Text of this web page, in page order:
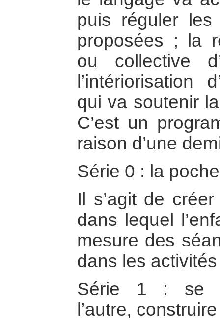
puis réguler les
proposées ; la
ou collective
l’intériorisation
qui va soutenir
C’est un
raison d’une
Série 0 : la
Il s’agit de
dans lequel
mesure des
dans les
Série 1 : se
l’autre,